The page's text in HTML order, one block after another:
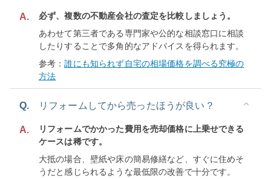
A.
必ず、複数の不動産会社の査定を比較しましょう。
あわせて第三者である専門家や公的な相談窓口に相談
したりすることで多角的なアドバイスを得られます。
参考：誰にも知られず自宅の相場価格を調べる究極の
方法
Q. リフォームしてから売ったほうが良い？
A.
リフォームでかかった費用を売却価格に上乗せできる
ケースは稀です。
大抵の場合、壁紙や床の簡易修繕など、すぐに住めそ
うだと感じられるような最低限の改善で十分です。